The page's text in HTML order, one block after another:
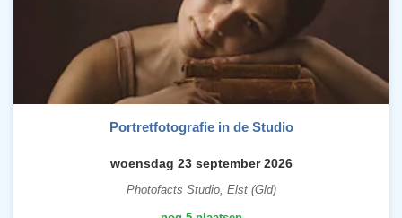
Portretfotografie in de Studio
woensdag 23 september 2026
Photofacts Studio, Elst (Gld)